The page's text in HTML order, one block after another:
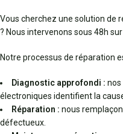
Vous cherchez une solution de
? Nous intervenons sous 48h
Notre processus de réparation
Diagnostic approfondi : nos
électroniques identifient la
Réparation : nous
défectueux.